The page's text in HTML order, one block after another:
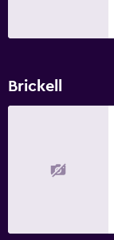
Brickell